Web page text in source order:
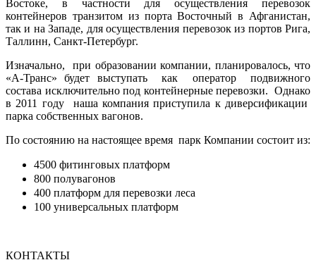
Востоке, в частности для осуществления перевозок
контейнеров транзитом из порта Восточный в Афганистан,
так и на Западе, для осуществления перевозок из портов Рига,
Таллинн, Санкт-Петербург.
Изначально, при образовании компании, планировалось, что
«А-Транс» будет выступать как оператор подвижного
состава исключительно под контейнерные перевозки. Однако
в 2011 году наша компания приступила к диверсификации
парка собственных вагонов.
По состоянию на настоящее время парк Компании состоит из:
4500 фитинговых платформ
800 полувагонов
400 платформ для перевозки леса
100 универсальных платформ
КОНТАКТЫ